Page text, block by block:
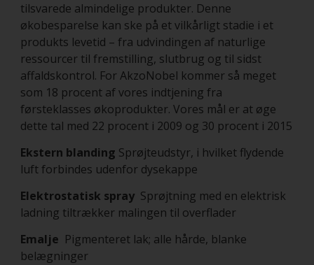
tilsvarede almindelige produkter. Denne
økobesparelse kan ske på et vilkårligt stadie i et
produkts levetid – fra udvindingen af naturlige
ressourcer til fremstilling, slutbrug og til sidst
affaldskontrol. For AkzoNobel kommer så meget
som 18 procent af vores indtjening fra
førsteklasses økoprodukter. Vores mål er at øge
dette tal med 22 procent i 2009 og 30 procent i 2015
Ekstern blanding Sprøjteudstyr, i hvilket flydende
luft forbindes udenfor dysekappe
Elektrostatisk spray Sprøjtning med en elektrisk
ladning tiltrækker malingen til overflader
Emalje Pigmenteret lak; alle hårde, blanke
belægninger